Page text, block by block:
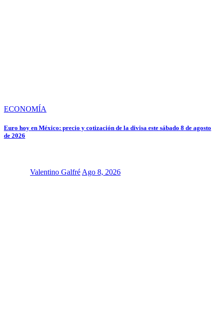
ECONOMÍA
Euro hoy en México: precio y cotización de la divisa este sábado 8 de agosto
de 2026
Valentino GalfréAgo 8, 2026